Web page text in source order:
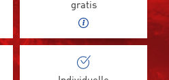
gratis